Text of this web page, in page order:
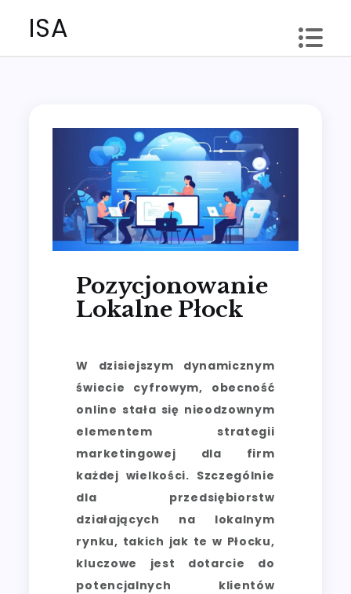
ISA
Pozycjonowanie
Lokalne Płock
W dzisiejszym dynamicznym
świecie cyfrowym, obecność
online stała się nieodzownym
elementem strategii
marketingowej dla firm
każdej wielkości. Szczególnie
dla przedsiębiorstw
działających na lokalnym
rynku, takich jak te w Płocku,
kluczowe jest dotarcie do
potencjalnych klientów